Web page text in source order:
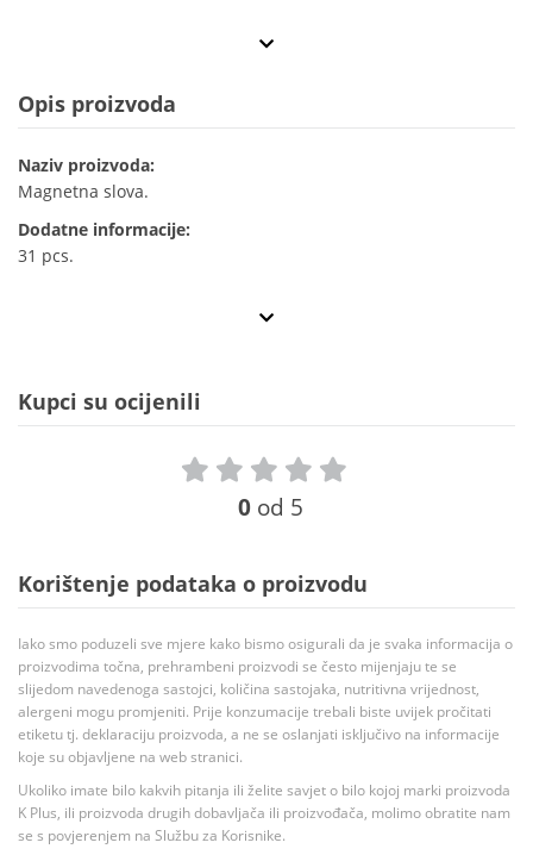
Opis proizvoda
Naziv proizvoda:
Magnetna slova.
Dodatne informacije:
31 pcs.
Kupci su ocijenili
0 od 5
Korištenje podataka o proizvodu
Iako smo poduzeli sve mjere kako bismo osigurali da je svaka informacija o
proizvodima točna, prehrambeni proizvodi se često mijenjaju te se
slijedom navedenoga sastojci, količina sastojaka, nutritivna vrijednost,
alergeni mogu promjeniti. Prije konzumacije trebali biste uvijek pročitati
etiketu tj. deklaraciju proizvoda, a ne se oslanjati isključivo na informacije
koje su objavljene na web stranici.
Ukoliko imate bilo kakvih pitanja ili želite savjet o bilo kojoj marki proizvoda
K Plus, ili proizvoda drugih dobavljača ili proizvođača, molimo obratite nam
se s povjerenjem na Službu za Korisnike.